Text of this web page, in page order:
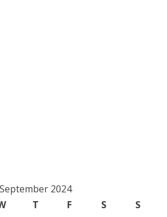
September 2024
T F S
S